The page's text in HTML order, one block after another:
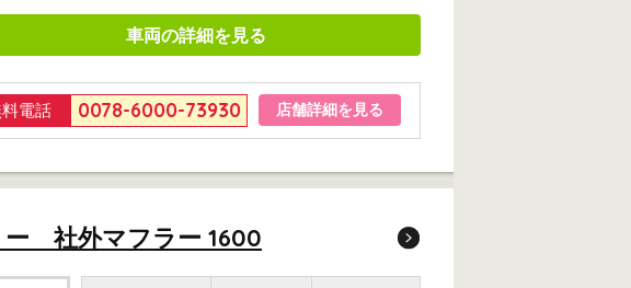
車両の詳細を見る
電話 0078-6000-73930 店舗詳細を見る
社外マフラー 1600